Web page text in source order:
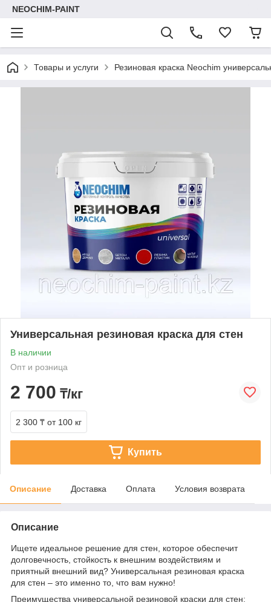
NEOCHIM-PAINT
Товары и услуги Резиновая краска Neochim
Универсальная резиновая краска для стен
В наличии
Опт и розница
2 700 ₸/кг
2 300 ₸ от 100 кг
Купить
Описание Доставка Оплата Условия возврата
Описание
Ищете идеальное решение для стен, которое обеспечит
долговечность, стойкость к внешним воздействиям и
приятный внешний вид? Универсальная резиновая краска
для стен – это именно то, что вам нужно!
Преимущества универсальной резиновой краски для стен: